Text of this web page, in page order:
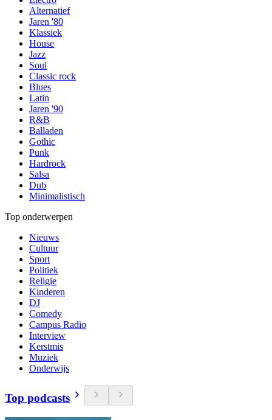
Alternatief
Jaren '80
Klassiek
House
Jazz
Soul
Classic rock
Blues
Latin
Jaren '90
R&B
Balladen
Gothic
Punk
Hardrock
Salsa
Dub
Minimalistisch
Top onderwerpen
Nieuws
Cultuur
Sport
Politiek
Religie
Kinderen
DJ
Comedy
Campus Radio
Interview
Kerstmis
Muziek
Onderwijs
Top podcasts